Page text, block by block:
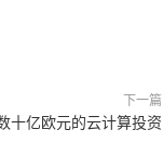
下一篇
十亿欧元的云计算投资